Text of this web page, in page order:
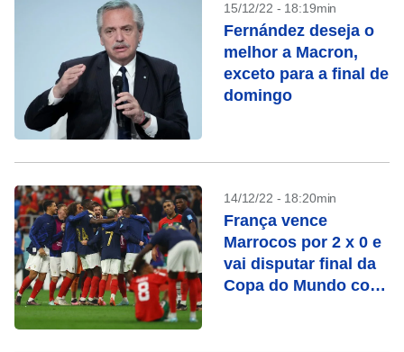
15/12/22 - 18:19min
Fernández deseja o
melhor a Macron,
exceto para a final de
domingo
14/12/22 - 18:20min
França vence
Marrocos por 2 x 0 e
vai disputar final da
Copa do Mundo com